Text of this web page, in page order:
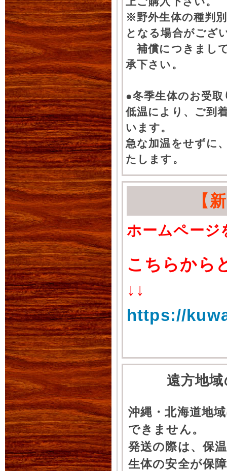
※野外生体の種判
となる場合がござ
補償につきまし
承下さい。
●冬季生体のお受
低温により、ご到
います。
急な加温をせずに
たします。
【
ホームページ
こちらから
↓↓
https://
遠方地
沖縄・北海道地
できません。
発送の際は、保
生体の安全が保